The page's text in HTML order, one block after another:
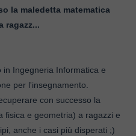
la maledetta matematica
ragazz...
Ingegneria Informatica e
per l'insegnamento.
con successo la
fisica e geometria) a ragazzi e
anche i casi più disperati ;)